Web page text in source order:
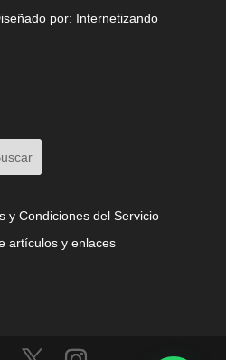
por: Internetizando
y Condiciones del Servicio
artículos y enlaces